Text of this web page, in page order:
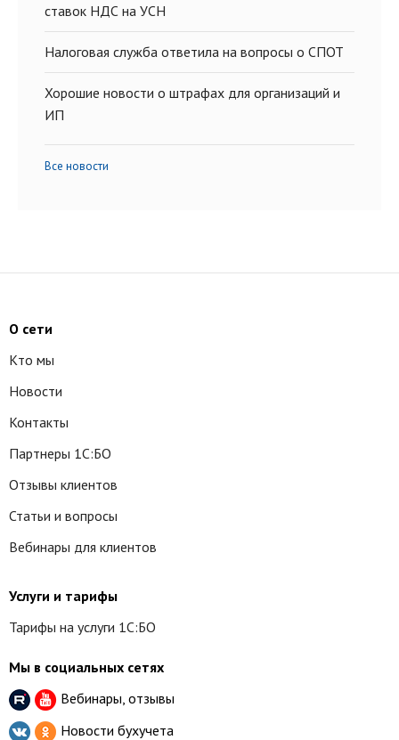
ставок НДС на УСН
Налоговая служба ответила на вопросы о СПОТ
Хорошие новости о штрафах для организаций и
ИП
Все новости
О сети
Кто мы
Новости
Контакты
Партнеры 1С:БО
Отзывы клиентов
Статьи и вопросы
Вебинары для клиентов
Услуги и тарифы
Тарифы на услуги 1С:БО
Мы в социальных сетях
Вебинары, отзывы
Новости бухучета